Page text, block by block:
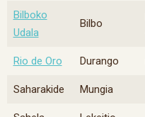
Bilboko
Udala
Bilbo
Rio de Oro Durango
Saharakide Mungia